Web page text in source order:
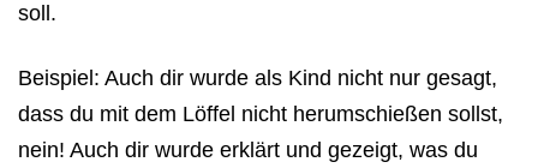
soll.
Beispiel: Auch dir wurde als Kind nicht nur gesagt,
dass du mit dem Löffel nicht herumschießen sollst,
nein! Auch dir wurde erklärt und gezeigt, was du